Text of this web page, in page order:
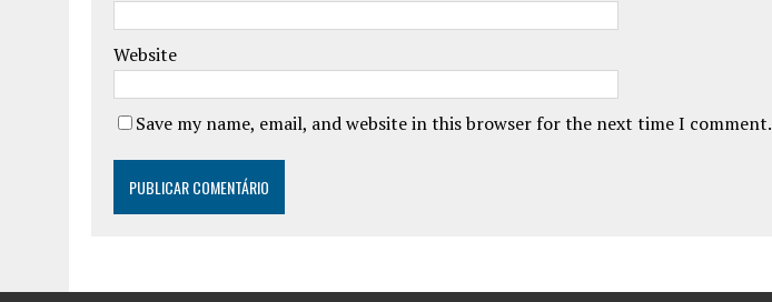
Website
Save my name, email, and website in this browser for the next time I comment.